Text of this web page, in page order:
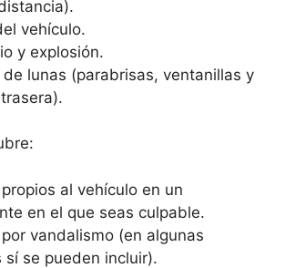
vehículo.
y explosión.
de lunas (parabrisas, ventanillas y
al vehículo en un
en el que seas culpable.
vandalismo (en algunas
sí se pueden incluir).